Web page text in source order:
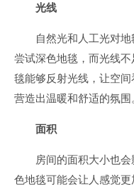
光线
自然光和人工光对
尝试深色地毯，而光线
毯能够反射光线，让空
营造出温暖和舒适的氛围
面积
房间的面积大小也
色地毯可能会让人感觉